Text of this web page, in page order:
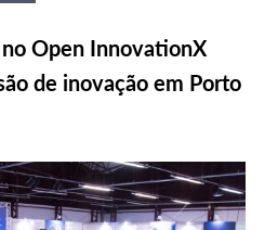
Open InnovationX
de inovação em Porto